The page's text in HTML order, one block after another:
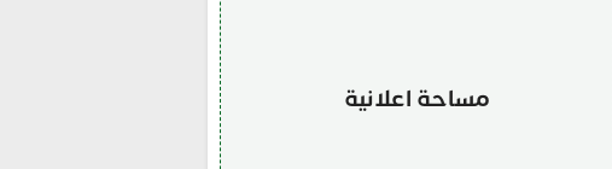
مساحة اعلانية